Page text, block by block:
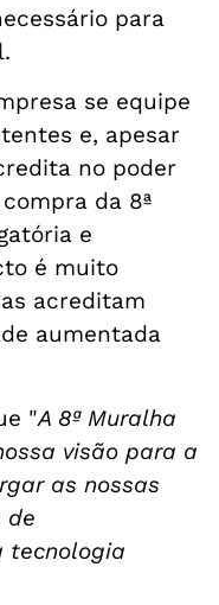
para
se equipe
e, apesar
no poder
da 8ª
e
é muito
acreditam
aumentada
"A 8ª Muralha
visão para a
as nossas
de
tecnologia